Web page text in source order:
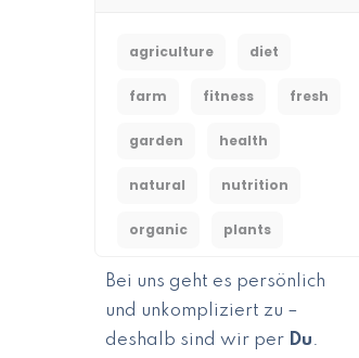
agriculture diet
farm fitness fresh
garden health
natural nutrition
organic plants
Bei uns geht es persönlich
und unkompliziert zu –
deshalb sind wir per Du.